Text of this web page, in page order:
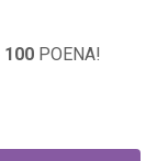
100 POENA!